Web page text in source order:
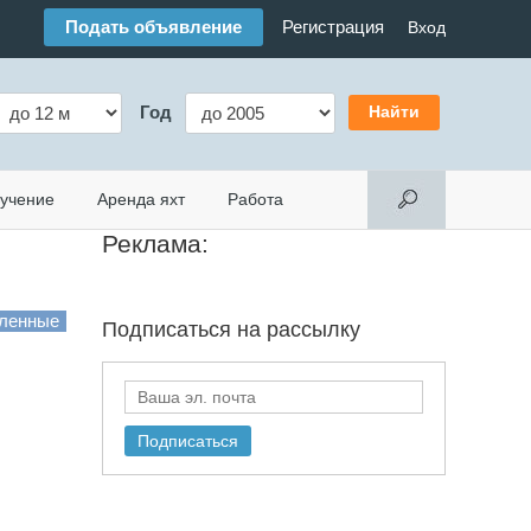
Подать объявление Регистрация Вход
Год
Аренда яхт Работа
Реклама:
Подписаться на рассылку